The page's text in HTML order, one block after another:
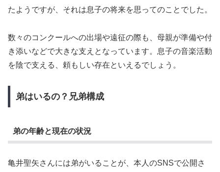
たようですが、それは息子の将来を思ってのことでした。
数々のコンクールへの出場や遠征の際も、母親が準備や付
き添いなどで大きな支えとなっています。息子の音楽活動
を陰で支える、頼もしい存在といえるでしょう。
弟はいるの？兄弟構成
弟の年齢と現在の状況
亀井聖矢さんには弟がいることが、本人のSNSで公開さ